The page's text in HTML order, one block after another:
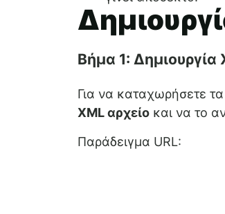
Βήμα 1: Δημιουργία
Για να καταχωρήσετε
XML αρχείο και να το
Παράδειγμα URL: